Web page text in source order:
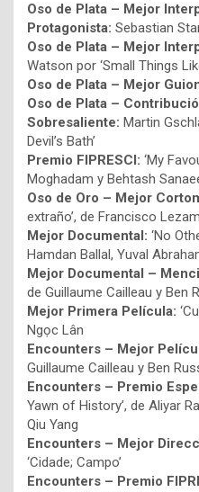
Oso de Plata – Mejor
Protagonista: Sebastian
Oso de Plata – Mejor
Watson por ‘Small Things
Oso de Plata – Mejor
Oso de Plata –
Sobresaliente: Martin
Devil’s Bath’
Premio FIPRESCI: ‘My
Moghadam y Behtash
Oso de Oro – Mejor
extraño’, de Francisco
Mejor Documental: ‘No
Hamdan Ballal, Yuval
Mejor Documental –
de Guillaume Cailleau y Ben
Mejor Primera Película:
Ngọc Lân
Encounters – Mejor
Guillaume Cailleau y Ben
Encounters – Premio
Yawn of History’, de Aliyar
Qiu Yang
Encounters – Mejor
‘Cidade; Campo’
Encounters – Premio